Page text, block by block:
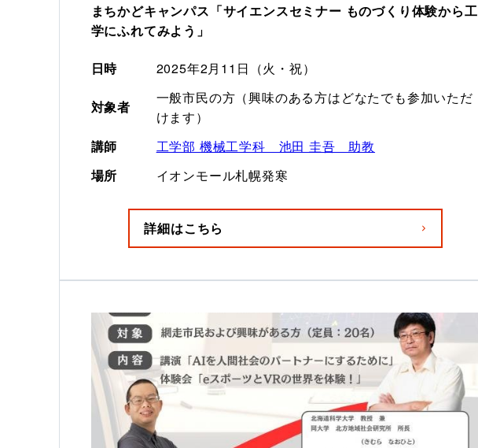
まちかどキャンパス「サイエンスセミナー ものづくり体験から工
学にふれてみよう」
日時 2025年2月11日（火・祝）
対象者
一般市民の方（興味のある方はどなたでも参加いただ
けます）
講師
工学部 機械工学科　池田 圭吾　助教
場所
イオンモール札幌発寒
詳細はこちら